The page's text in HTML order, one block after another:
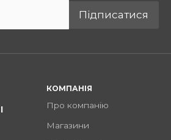
Підписатися
КОМПАНІЯ
Про компанію
Магазини